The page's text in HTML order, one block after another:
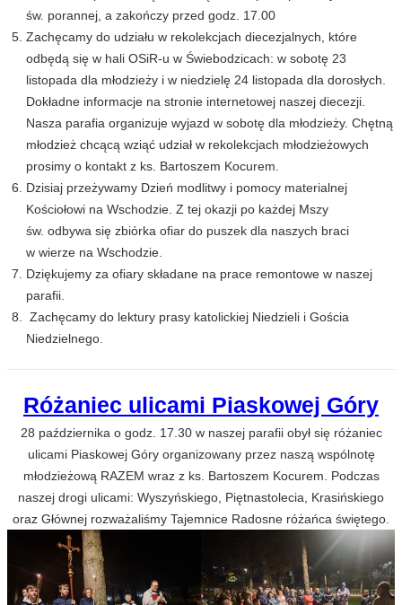
św. porannej, a zakończy przed godz. 17.00
Zachęcamy do udziału w rekolekcjach diecezjalnych, które
odbędą się w hali OSiR-u w Świebodzicach: w sobotę 23
listopada dla młodzieży i w niedzielę 24 listopada dla dorosłych.
Dokładne informacje na stronie internetowej naszej diecezji.
Nasza parafia organizuje wyjazd w sobotę dla młodzieży. Chętną
młodzież chcącą wziąć udział w rekolekcjach młodzieżowych
prosimy o kontakt z ks. Bartoszem Kocurem.
Dzisiaj przeżywamy Dzień modlitwy i pomocy materialnej
Kościołowi na Wschodzie. Z tej okazji po każdej Mszy
św. odbywa się zbiórka ofiar do puszek dla naszych braci
w wierze na Wschodzie.
Dziękujemy za ofiary składane na prace remontowe w naszej
parafii.
Zachęcamy do lektury prasy katolickiej Niedzieli i Gościa
Niedzielnego.
Różaniec ulicami Piaskowej Góry
28 października o godz. 17.30 w naszej parafii obył się różaniec
ulicami Piaskowej Góry organizowany przez naszą wspólnotę
młodzieżową RAZEM wraz z ks. Bartoszem Kocurem. Podczas
naszej drogi ulicami: Wyszyńskiego, Piętnastolecia, Krasińskiego
oraz Głównej rozważaliśmy Tajemnice Radosne różańca świętego.